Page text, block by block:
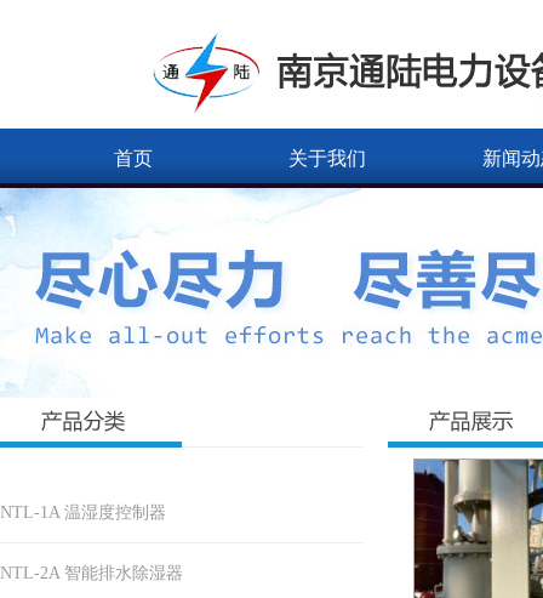
首页 关于我们 新闻
NTL-1A 温湿度控制器
NTL-2A 智能排水除湿器